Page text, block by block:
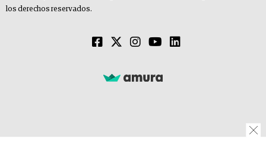
los derechos reservados.